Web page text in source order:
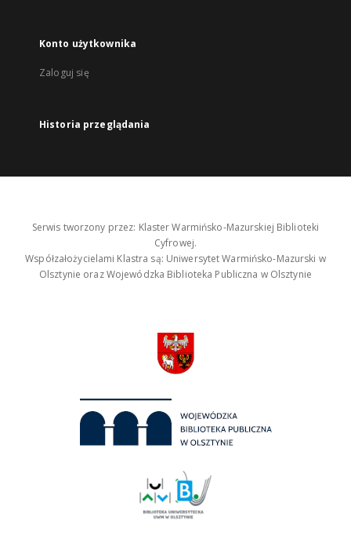
Konto użytkownika
Zaloguj się
Historia przeglądania
Serwis tworzony przez: Klaster Warmińsko-Mazurskiej Biblioteki
Cyfrowej.
Współzałożycielami Klastra są: Uniwersytet Warmińsko-Mazurski w
Olsztynie oraz Wojewódzka Biblioteka Publiczna w Olsztynie